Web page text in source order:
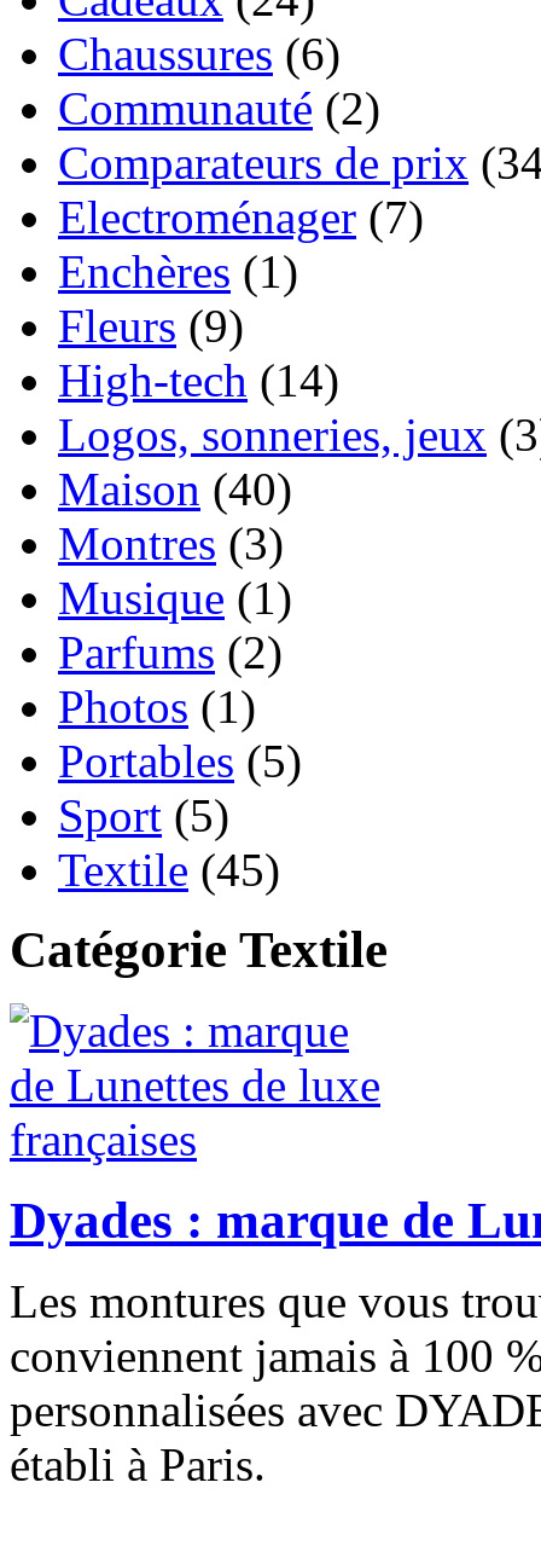
Chaussures (6)
Communauté (2)
Comparateurs de prix
Electroménager (7)
Enchères (1)
Fleurs (9)
High-tech (14)
Logos, sonneries, jeux
Maison (40)
Montres (3)
Musique (1)
Parfums (2)
Photos (1)
Portables (5)
Sport (5)
Textile (45)
Catégorie Textile
Dyades : marque de
Les montures que vous
conviennent jamais à 100
personnalisées avec
établi à Paris.